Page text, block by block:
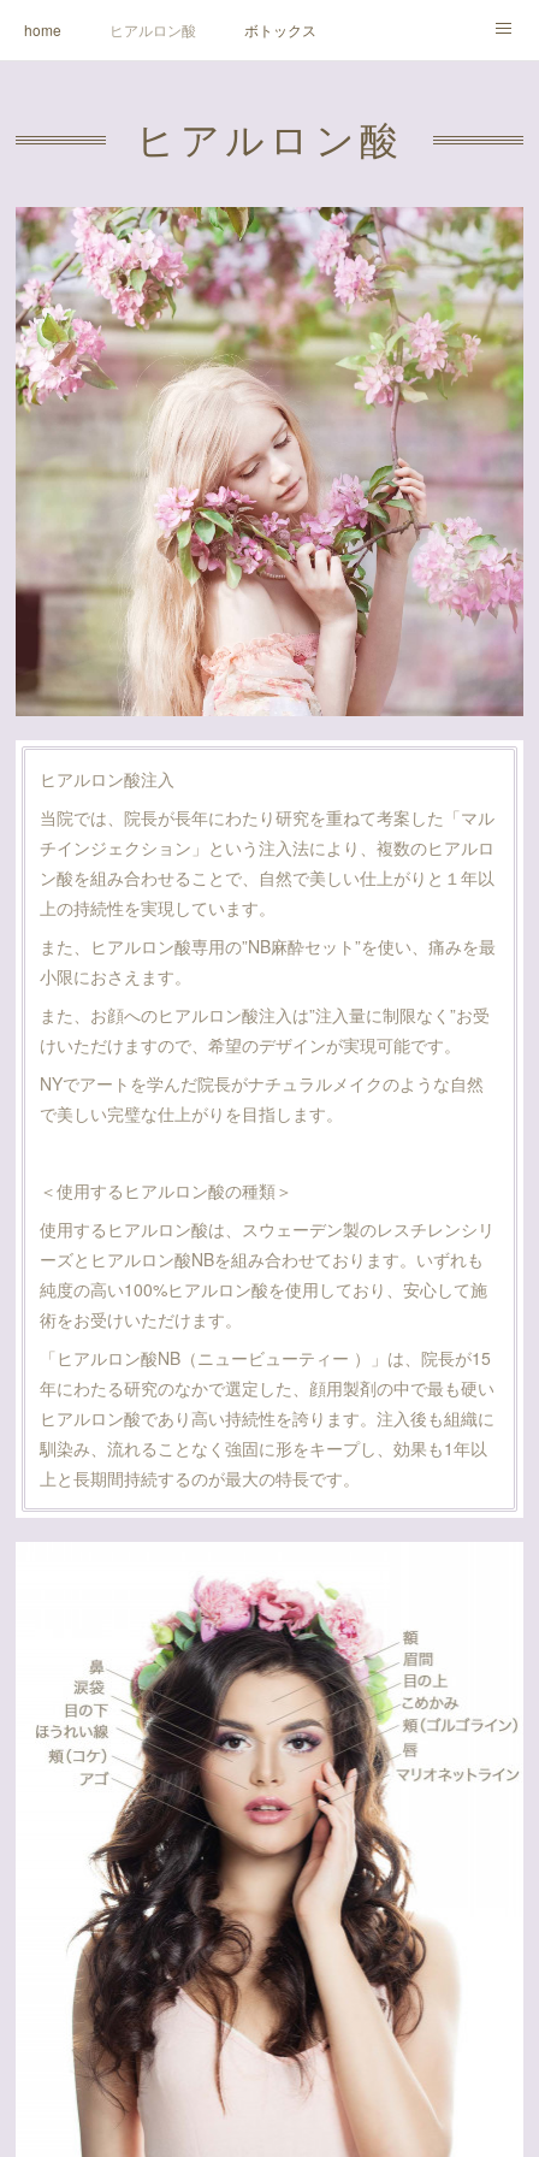
home ヒアルロン酸 ボトックス
X ( twitter ) アクセス 予約
ヒアルロン酸
ヒアルロン酸注入
当院では、院長が長年にわたり研究を重ねて考案した「マル
チインジェクション」という注入法により、複数のヒアルロ
ン酸を組み合わせることで、自然で美しい仕上がりと１年以
上の持続性を実現しています。
また、ヒアルロン酸専用の”NB麻酔セット”を使い、痛みを最
小限におさえます。
また、お顔へのヒアルロン酸注入は”注入量に制限なく”お受
けいただけますので、希望のデザインが実現可能です。
NYでアートを学んだ院長がナチュラルメイクのような自然
で美しい完璧な仕上がりを目指します。
＜使用するヒアルロン酸の種類＞
使用するヒアルロン酸は、スウェーデン製のレスチレンシリ
ーズとヒアルロン酸NBを組み合わせております。いずれも
純度の高い100%ヒアルロン酸を使用しており、安心して施
術をお受けいただけます。
「ヒアルロン酸NB（ニュービューティー ）」は、院長が15
年にわたる研究のなかで選定した、顔用製剤の中で最も硬い
ヒアルロン酸であり高い持続性を誇ります。注入後も組織に
馴染み、流れることなく強固に形をキープし、効果も1年以
上と長期間持続するのが最大の特長です。